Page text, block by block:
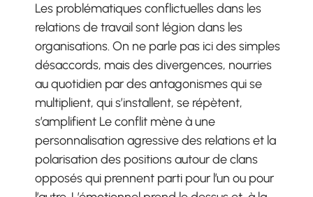
Les problématiques conflictuelles dans les
relations de travail sont légion dans les
organisations. On ne parle pas ici des simples
désaccords, mais des divergences, nourries
au quotidien par des antagonismes qui se
multiplient, qui s’installent, se répètent,
s’amplifient Le conflit mène à une
personnalisation agressive des relations et la
polarisation des positions autour de clans
opposés qui prennent parti pour l’un ou pour